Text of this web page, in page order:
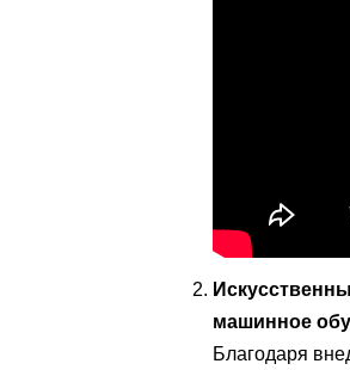
машинное
Благодаря